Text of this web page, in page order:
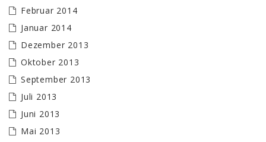
Februar 2014
Januar 2014
Dezember 2013
Oktober 2013
September 2013
Juli 2013
Juni 2013
Mai 2013